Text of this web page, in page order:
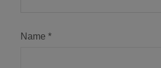
Name *